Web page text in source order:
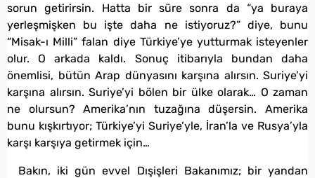
sorun getirirsin. Hatta bir süre sonra da “ya buraya
yerleşmişken bu işte daha ne istiyoruz?” diye, bunu
“Misak-ı Milli” falan diye Türkiye’ye yutturmak isteyenler
olur. O arkada kaldı. Sonuç itibarıyla bundan daha
önemlisi, bütün Arap dünyasını karşına alırsın. Suriye’yi
karşına alırsın. Suriye’yi bölen bir ülke olarak… O zaman
ne olursun? Amerika’nın tuzağına düşersin. Amerika
bunu kışkırtıyor; Türkiye’yi Suriye’yle, İran’la ve Rusya’yla
karşı karşıya getirmek için…
Bakın, iki gün evvel Dışişleri Bakanımız; bir yandan